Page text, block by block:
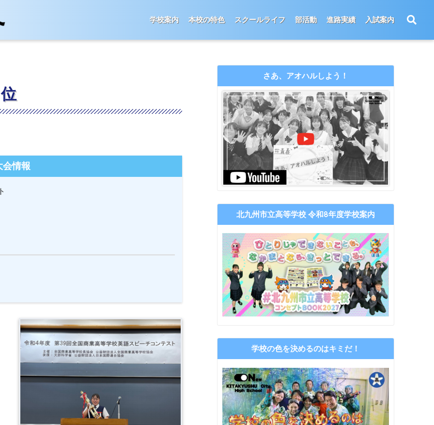
学校案内 本校の特色 スクールライフ 部活動 進路実績 入試案内
会情報
さあ、アオハルしよう！
北九州市立高等学校 令和8年度学校案内
学校の色を決めるのはキミだ！